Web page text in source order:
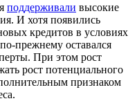
поддерживали высокие
И хотя появились
кредитов в условиях
прежнему оставался
При этом рост
рост потенциального
признаком